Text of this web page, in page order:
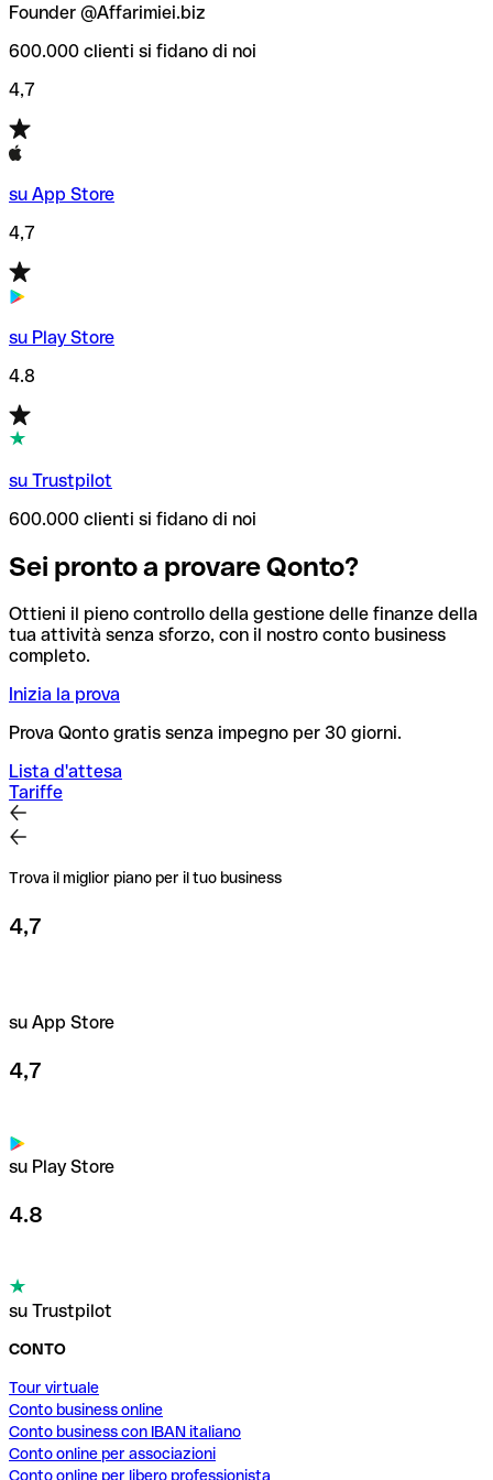
Founder @Affarimiei.biz
600.000 clienti si fidano di noi
4,7
su App Store
4,7
su Play Store
4.8
su Trustpilot
600.000 clienti si fidano di noi
Sei pronto a provare Qonto?
Ottieni il pieno controllo della gestione delle finanze della
tua attività senza sforzo, con il nostro conto business
completo.
Inizia la prova
Prova Qonto gratis senza impegno per 30 giorni.
Lista d'attesa
Tariffe
Trova il miglior piano per il tuo business
4,7
su App Store
4,7
su Play Store
4.8
su Trustpilot
CONTO
Tour virtuale
Conto business online
Conto business con IBAN italiano
Conto online per associazioni
Conto online per libero professionista